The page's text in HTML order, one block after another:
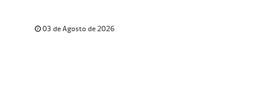
03 de Agosto de 2026